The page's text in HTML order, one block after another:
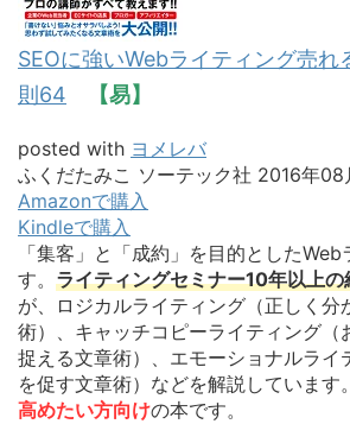
SEOに強いWebライティング売れ
則64
【易】
posted with ヨメレバ
ふくだたみこ ソーテック社 2016年08
Amazonで購入
Kindleで購入
「集客」と「成約」を目的とした
す。 ライティングセミナー10年以上
が、ロジカルライティング（正しく分
術）、キャッチコピーライティング（
捉える文章術）、エモーショナルライ
を促す文章術）などを解説しています。
高めたい方向けの本です。